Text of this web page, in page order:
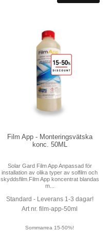
Film App - Monteringsvätska
konc. 50ML
Solar Gard Film App Anpassad för
installation av olika typer av solfilm och
skyddsfilm.Film App koncentrat blandas
m...
Standard - Leverans 1-3 dagar!
Art nr. film-app-50ml
Sommarrea 15-50%!